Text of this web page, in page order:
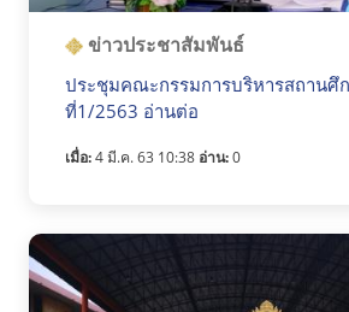
ข่าวประชาสัมพันธ์
ประชุมคณะกรรมการบริหารสถานศึ
ที่1/2563 อ่านต่อ
เมื่อ:4 มี.ค. 63 10:38 อ่าน:0